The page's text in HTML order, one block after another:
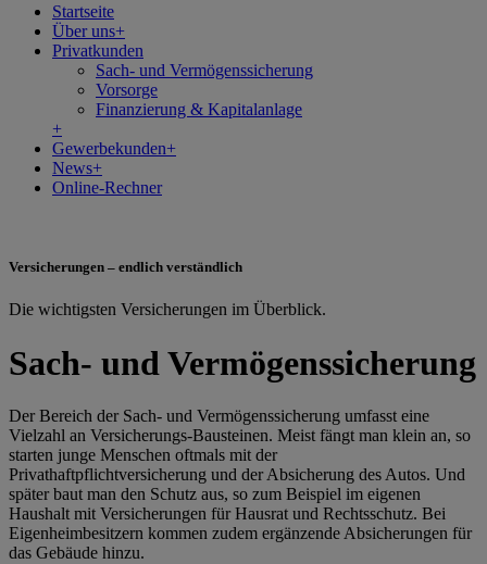
Startseite
Über uns+
Privatkunden
Sach- und Vermögenssicherung
Vorsorge
Finanzierung & Kapitalanlage
+
Gewerbekunden+
News+
Online-Rechner
Versicherungen – endlich verständlich
Die wichtigsten Versicherungen im Überblick.
Sach- und Vermögenssicherung
Der Bereich der Sach- und Vermögenssicherung umfasst eine
Vielzahl an Versicherungs-Bausteinen. Meist fängt man klein an, so
starten junge Menschen oftmals mit der
Privathaftpflichtversicherung und der Absicherung des Autos. Und
später baut man den Schutz aus, so zum Beispiel im eigenen
Haushalt mit Versicherungen für Hausrat und Rechtsschutz. Bei
Eigenheimbesitzern kommen zudem ergänzende Absicherungen für
das Gebäude hinzu.